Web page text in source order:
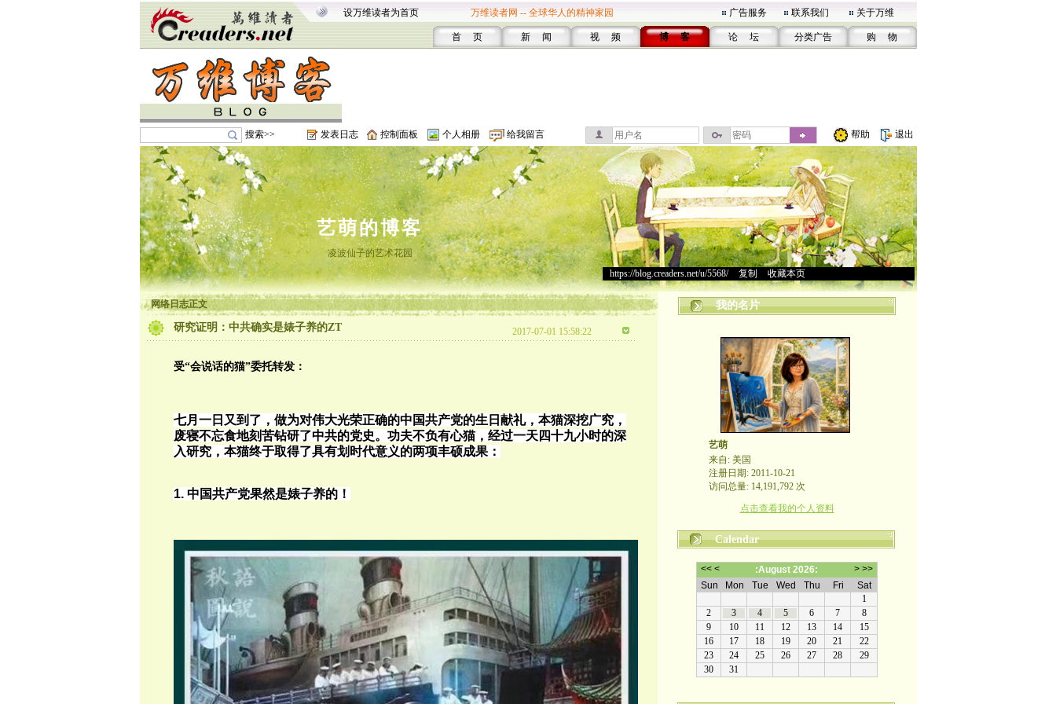
设万维读者为首页 万维读者网 -- 全球华人的精神家园 广告服务 联系我们 关于万维
首 页 新 闻 视 频 博 客 论 坛 分类广告 购 物
搜索>> 发表日志 控制面板 个人相册 给我留言 帮助 退出
艺萌的博客
凌波仙子的艺术花园
https://blog.creaders.net/u/5568/> 复制 收藏本页
网络日志正文
研究证明：中共确实是婊子养的ZT 2017-07-01 15:58:22
受“会说话的猫”委托转发：
七月一日又到了 ，做为对伟大光荣正确的中国共产党的生日献礼，本猫深挖广究，
废寝不忘食地刻苦钻研了中共的党史。功夫不负有心猫，经过一天四十九小时的深
入研究，本猫终于取得了具有划时代意义的两项丰硕成果：
1. 中国共产党果然是婊子养的！
我的名片
艺萌
来自: 美国
注册日期: 2011-10-21
访问总量: 14,191,792 次
点击查看我的个人资料
Calendar